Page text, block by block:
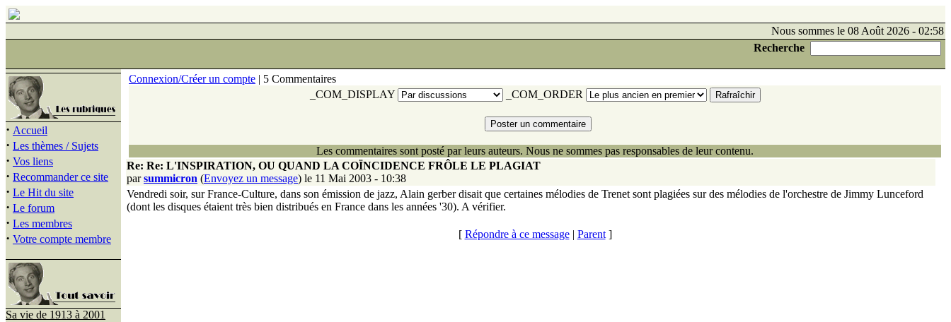
Nous sommes le 08 Août 2026 - 02:58
Recherche
· Accueil
· Les thèmes / Sujets
· Vos liens
· Recommander ce site
· Le Hit du site
· Le forum
· Les membres
· Votre compte membre
Sa vie de 1913 à 2001
Connexion/Créer un compte | 5 Commentaires
_COM_DISPLAY
_COM_ORDER
Les commentaires sont posté par leurs auteurs. Nous ne sommes pas responsables de leur contenu.
Re: Re: L'INSPIRATION, OU QUAND LA COÏNCIDENCE FRÔLE LE PLAGIAT
parsummicron (Envoyez un message) le 11 Mai 2003 - 10:38
Vendredi soir, sur France-Culture, dans son émission de jazz, Alain gerber disait que certaines mélodies de Trenet sont plagiées sur des mélodies de l'orchestre de Jimmy Lunceford
(dont les disques étaient très bien distribués en France dans les années '30). A vérifier.
[ Répondre à ce message| Parent]